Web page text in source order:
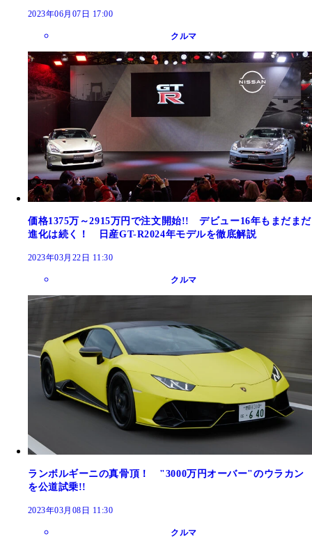
2023年06月07日 17:00
クルマ
価格1375万～2915万円で注文開始!! デビュー16年もまだまだ
進化は続く！ 日産GT-R2024年モデルを徹底解説
2023年03月22日 11:30
クルマ
ランボルギーニの真骨頂！ "3000万円オーバー"のウラカン
を公道試乗!!
2023年03月08日 11:30
クルマ